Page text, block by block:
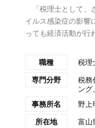
「税理士として、
イルス感染症の影響
っても経済活動が行
職種 税理
専門分野
税務
ング
事務所名
野上
所在地 富山